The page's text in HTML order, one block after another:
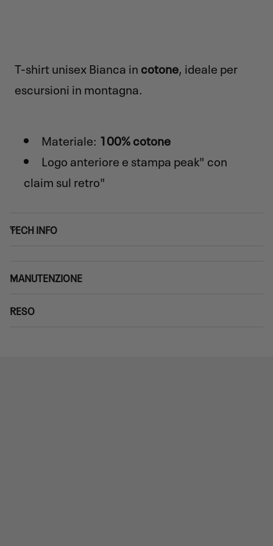
T-shirt unisex Bianca in cotone, ideale per
escursioni in montagna.
Materiale: 100% cotone
Logo anteriore e stampa peak" con
claim sul retro"
TECH INFO
MANUTENZIONE
RESO